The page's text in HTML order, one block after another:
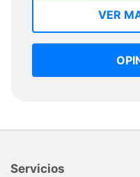
VER
Servicios